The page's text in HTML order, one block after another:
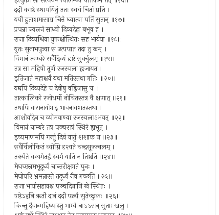
ददौ काष्ठे स्थापयितुं ततः स्वयं चितां प्रति ।
ययौ हुताशमासाद्य चित्ते ध्यात्वा पतिं सुतान् ॥१७॥
प्रपन्ना ज्वलनं साध्वी दिव्यदेहा बभूव ह ।
राजा दिव्यश्रिया युक्तश्चोत्थितः सह भार्यया ॥१८॥
युतः सुनाभपुत्र्या स उत्पपात तदा तु खम् ।
विमानं त्वम्बरे सर्वैदिव्यं दृष्टं सुवर्चुलम् ॥१९॥
तत्र सा महिषी तूर्णं रजस्वला ह्यजायत ।
इतिजातं महाश्चर्यं यथा मतिस्तथा गतिः ॥२०॥
यद्यपि दिव्यदेहे च देवीषु वह्निजासु च ।
तात्कालिको रजोधर्मो नोचितस्तत्र वै क्षणात् ॥२१॥
तथापि वासनायोगाद् भावनावशतस्तथा ।
आशीर्वादेन च व्योमवाण्या रजस्वलाऽभवत् ॥२२॥
विमानं चाम्बरे तत्र पञ्चरात्रं स्थिरं ह्यभूत् ।
इष्यमाणमपि गन्तुं दिवं यातुं शशाक न ॥२३॥
सर्वैर्विलोकितं व्योम्नि दृश्यते चन्द्रसूज्ज्वलम् ।
तर्क्यते कथमेतद्वै स्वर्गं याति न तिष्ठति ॥२४॥
मेघच्छन्नमभूदूर्ध्वं चान्तरीक्षगतं पुनः ।
मेघोपरि भ्रमन्नास्ते तदूर्ध्वं नैव गच्छति ॥२५॥
राजा भार्यासहायश्च पञ्चदिनानि खे स्थितः ।
षष्ठेऽहनि ऋतौ दानं ददौ पत्न्यै सुतेच्छुकः ॥२६॥
किन्तु दैवान्महिष्यास्तु भाग्ये नाऽऽसन् सुताः खलु ।